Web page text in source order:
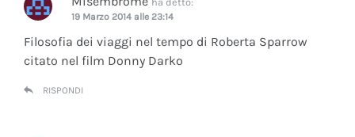
19 Marzo 2014 alle 23:14
Filosofia dei viaggi nel tempo di Roberta Sparrow
citato nel film Donny Darko
RISPONDI